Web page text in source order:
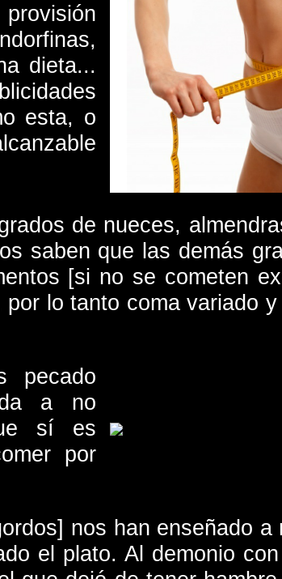
dieta...
esta, o
de nueces,
saben que las demás
[si no se cometen
lo tanto coma variado
pecado
a no
sí es
por
nos han enseñado
el plato. Al demonio